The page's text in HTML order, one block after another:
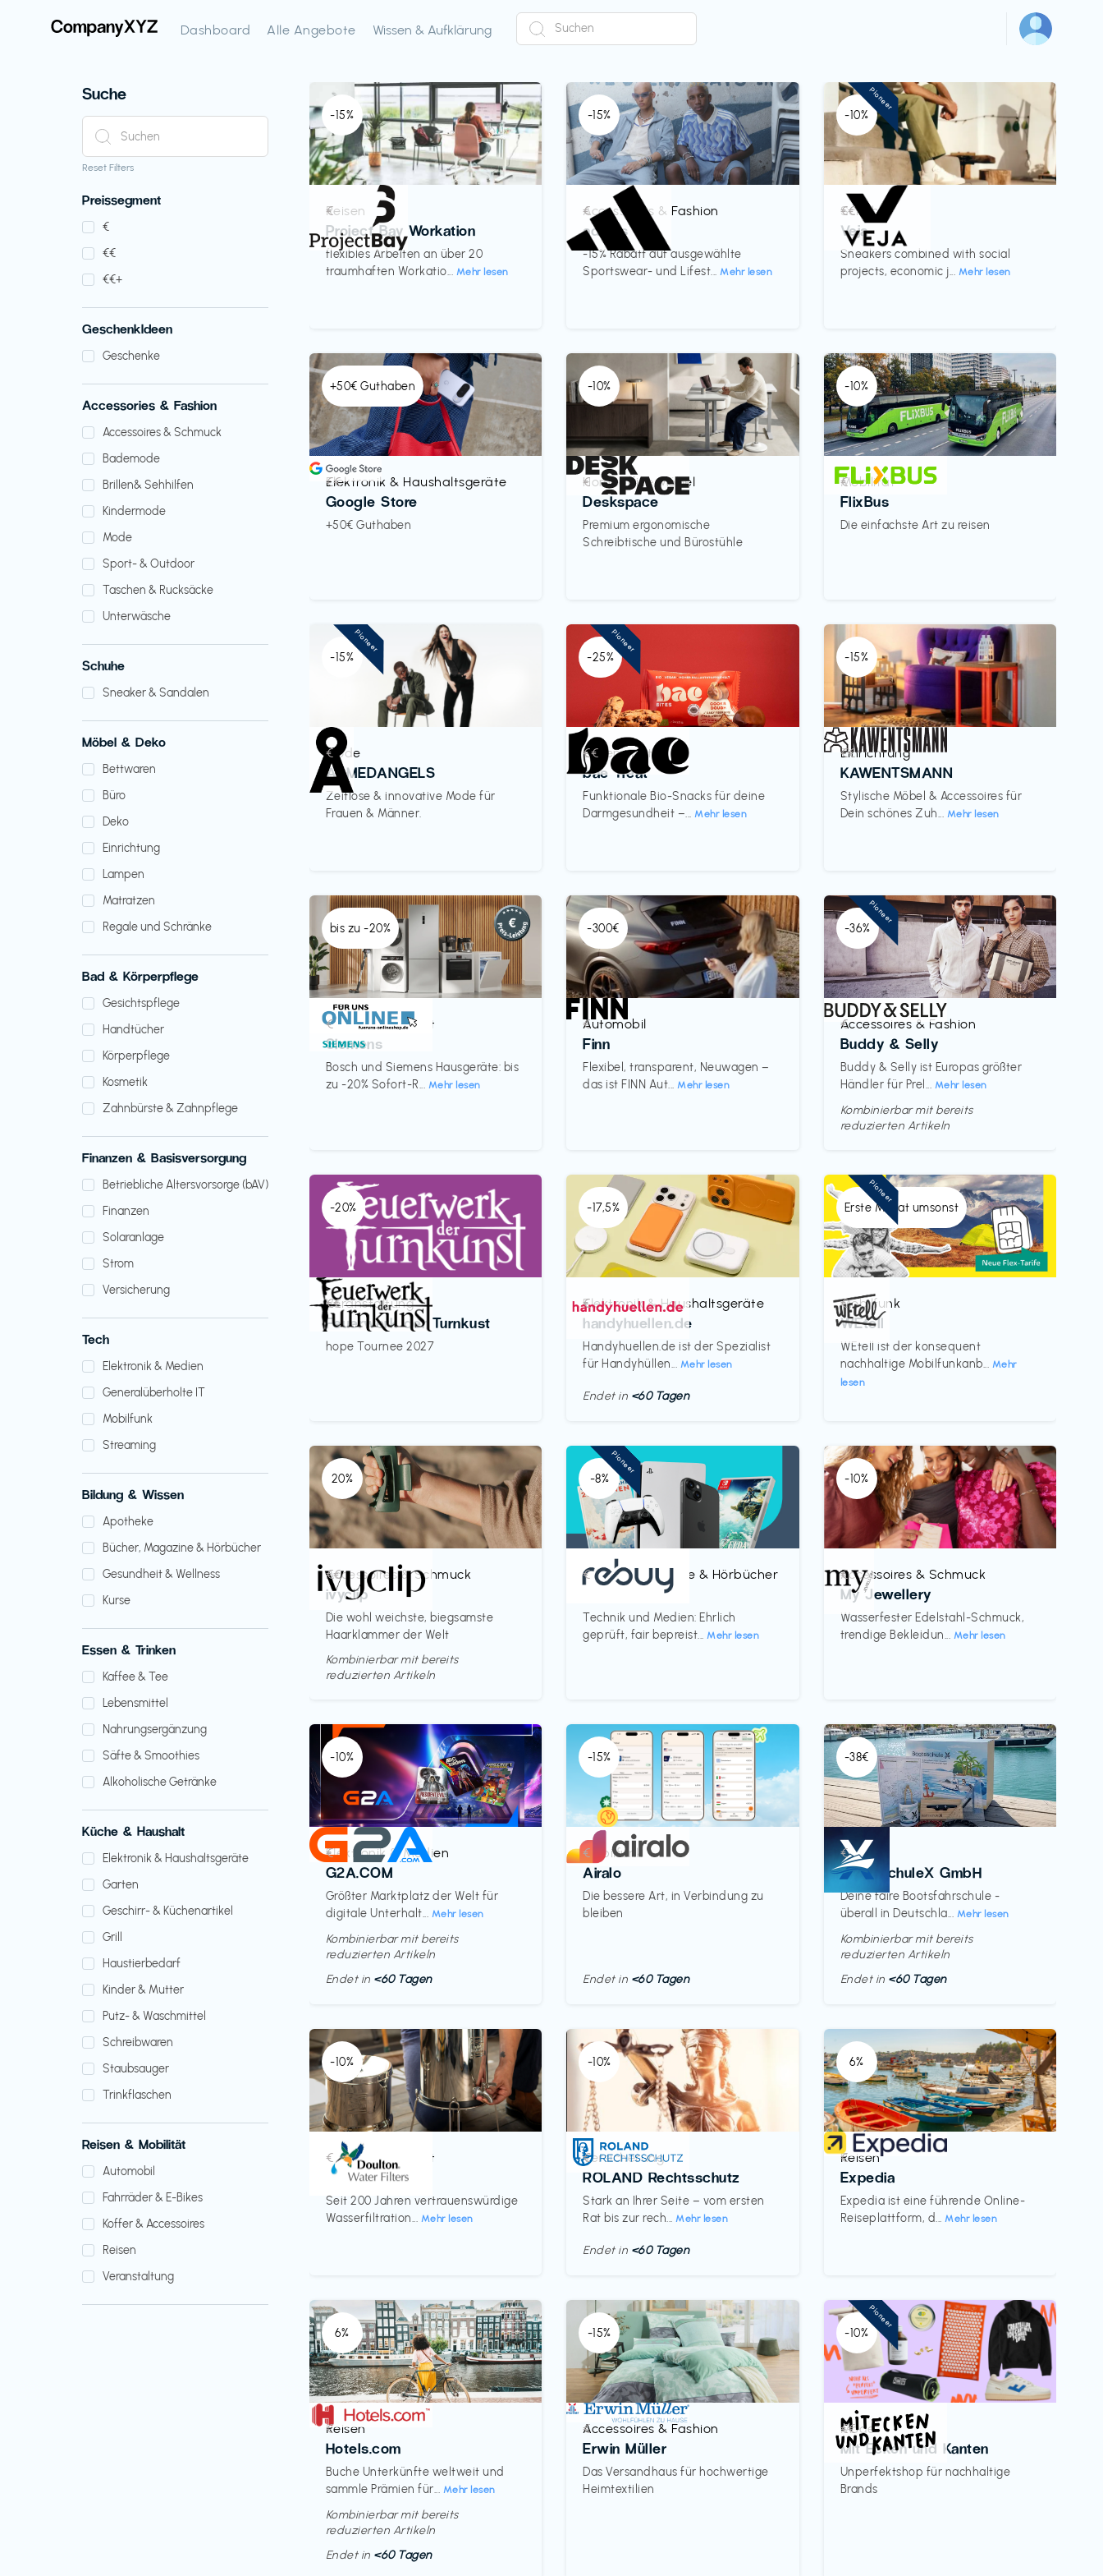
Dashboard Alle Angebote Wissen & Aufklärung
Suche
Reset Filters
Preissegment
€‎
€‎€‎
€‎€‎+
GeschenkIdeen
Geschenke
Accessories & Fashion
Accessoires & Schmuck
Bademode
Brillen& Sehhilfen
Kindermode
Mode
Sport- & Outdoor
Taschen & Rucksäcke
Unterwäsche
Schuhe
Sneaker & Sandalen
Möbel & Deko
Bettwaren
Büro
Deko
Einrichtung
Lampen
Matratzen
Regale und Schränke
Bad & Körperpflege
Gesichtspflege
Handtücher
Körperpflege
Kosmetik
Zahnbürste & Zahnpflege
Finanzen & Basisversorgung
Betriebliche Altersvorsorge (bAV)
Finanzen
Solaranlage
Strom
Versicherung
Tech
Elektronik & Medien
Generalüberholte IT
Mobilfunk
Streaming
Bildung & Wissen
Apotheke
Bücher, Magazine & Hörbücher
Gesundheit & Wellness
Kurse
Essen & Trinken
Kaffee & Tee
Lebensmittel
Nahrungsergänzung
Säfte & Smoothies
Alkoholische Getränke
Küche & Haushalt
Elektronik & Haushaltsgeräte
Garten
Geschirr- & Küchenartikel
Grill
Haustierbedarf
Kinder & Mutter
Putz- & Waschmittel
Schreibwaren
Staubsauger
Trinkflaschen
Reisen & Mobilität
Automobil
Fahrräder & E-Bikes
Koffer & Accessoires
Reisen
Veranstaltung
-15%
Reisen
Project Bay Workation
flexibles Arbeiten an über 20
traumhaften Workatio... Mehr lesen
€‎
-15%
Accessoires & Fashion
adidas
-15% Rabatt auf ausgewählte
Sportswear- und Lifest...Mehr lesen
€‎
-10%
Schuhe
Veja
Sneakers combined with social
projects, economic j... Mehr lesen
€€‎
Pioneer
+50€ Guthaben
Elektronik & Haushaltsgeräte
Google Store
+50€ Guthaben
€€‎
-10%
Homeoffice Möbel
Deskspace
Premium ergonomische
Schreibtische und Bürostühle
€‎
-10%
Mobilität
FlixBus
Die einfachste Art zu reisen
€‎
-15%
Mode
ARMEDANGELS
Zeitlose & innovative Mode für
Frauen & Männer.
€‎
Pioneer
-25%
Lebensmittel
bae Treat
Funktionale Bio-Snacks für deine
Darmgesundheit –...Mehr lesen
€€‎
Pioneer
-15%
Einrichtung
KAWENTSMANN
Stylische Möbel & Accessoires für
Dein schönes Zuh... Mehr lesen
€€‎
bis zu -20%
Küche & Haushalt
Siemens
Bosch und Siemens Hausgeräte: bis
zu -20% Sofort-R... Mehr lesen
€‎
-300€
Automobil
Finn
Flexibel, transparent, Neuwagen –
das ist FINN Aut...Mehr lesen
€‎
-36%
Accessoires & Fashion
Buddy & Selly
Buddy & Selly ist Europas größter
Händler für Prel... Mehr lesen
€‎
Kombinierbar mit bereits
reduzierten Artikeln
Pioneer
-20%
Veranstaltung
Feuerwerk der Turnkust
hope Tournee 2027
€€‎
-17,5%
Elektronik & Haushaltsgeräte
handyhuellen.de
Handyhuellen.de ist der Spezialist
für Handyhüllen... Mehr lesen
€‎
Endet in <60 Tagen
Erste Monat umsonst
Mobilfunk
WEtell
WEtell ist der konsequent
nachhaltige Mobilfunkanb... Mehr
lesen
€‎
Pioneer
20%
Accessoires & Schmuck
ivyclip
Die wohl weichste, biegsamste
Haarklammer der Welt
€€‎
Kombinierbar mit bereits
reduzierten Artikeln
-8%
Bücher, Magazine & Hörbücher
Technik und Medien: Ehrlich
geprüft, fair bepreist...Mehr lesen
€‎
Pioneer
-10%
Accessoires & Schmuck
My Jewellery
Wasserfester Edelstahl-Schmuck,
trendige Bekleidun... Mehr lesen
€‎
-10%
Elektronik & Medien
G2A.COM
Größter Marktplatz der Welt für
digitale Unterhalt... Mehr lesen
€‎
Kombinierbar mit bereits
reduzierten Artikeln
Endet in <60 Tagen
-15%
Mobilfunk
Airalo
Die bessere Art, in Verbindung zu
bleiben
€‎
Endet in <60 Tagen
-38€
Kurse
BootsschuleX GmbH
Deine faire Bootsfahrschule -
überall in Deutschla... Mehr lesen
€‎
Kombinierbar mit bereits
reduzierten Artikeln
Endet in <60 Tagen
-10%
Küche & Haushalt
Doulton
Seit 200 Jahren vertrauenswürdige
Wasserfiltration... Mehr lesen
€‎
-10%
Versicherung
ROLAND Rechtsschutz
Stark an Ihrer Seite – vom ersten
Rat bis zur rech...Mehr lesen
€‎
Endet in <60 Tagen
6%
Reisen
Expedia
Expedia ist eine führende Online-
Reiseplattform, d...Mehr lesen
€‎
6%
Reisen
Hotels.com
Buche Unterkünfte weltweit und
sammle Prämien für... Mehr lesen
€‎
Kombinierbar mit bereits
reduzierten Artikeln
Endet in <60 Tagen
-15%
Accessoires & Fashion
Erwin Müller
Das Versandhaus für hochwertige
Heimtextilien
€‎
-10%
Mode
Mit Ecken und Kanten
Unperfektshop für nachhaltige
Brands
€€‎
Pioneer